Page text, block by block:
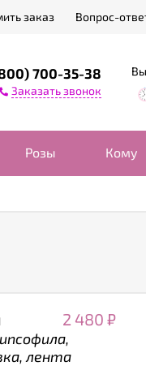
заказ Вопрос-
700-35-38
Заказать звонок
Розы Кому
2 480 ₽
лента